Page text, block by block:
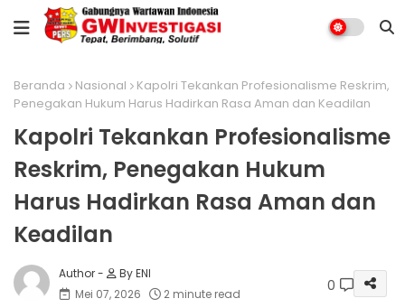
Beranda Nasional
Kapolri Tekankan Profesionalisme Reskrim,
Penegakan Hukum Harus Hadirkan Rasa Aman dan Keadilan
Kapolri Tekankan Profesionalisme
Reskrim, Penegakan Hukum
Harus Hadirkan Rasa Aman dan
Keadilan
By ENI
Mei 07, 2026
2 minute read 0